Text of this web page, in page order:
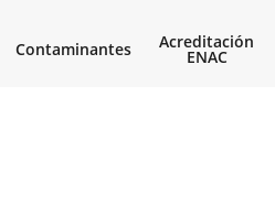
Contaminantes Acreditación
ENAC